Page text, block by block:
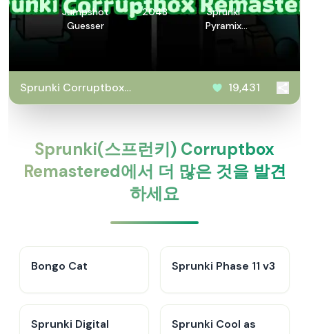
Jumpshot
Guesser
2048
Sprunki
Pyramix
Sprunki Corruptbox
Remastered
19,431
Sprunki(스프런키) Corruptbox
Remastered에서 더 많은 것을 발견
하세요
Bongo Cat Sprunki Phase 11 v3
Sprunki Digital
Sprunki Cool as